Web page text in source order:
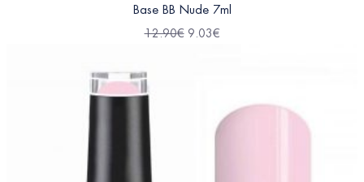
Base BB Nude 7ml
12.90€ 9.03€